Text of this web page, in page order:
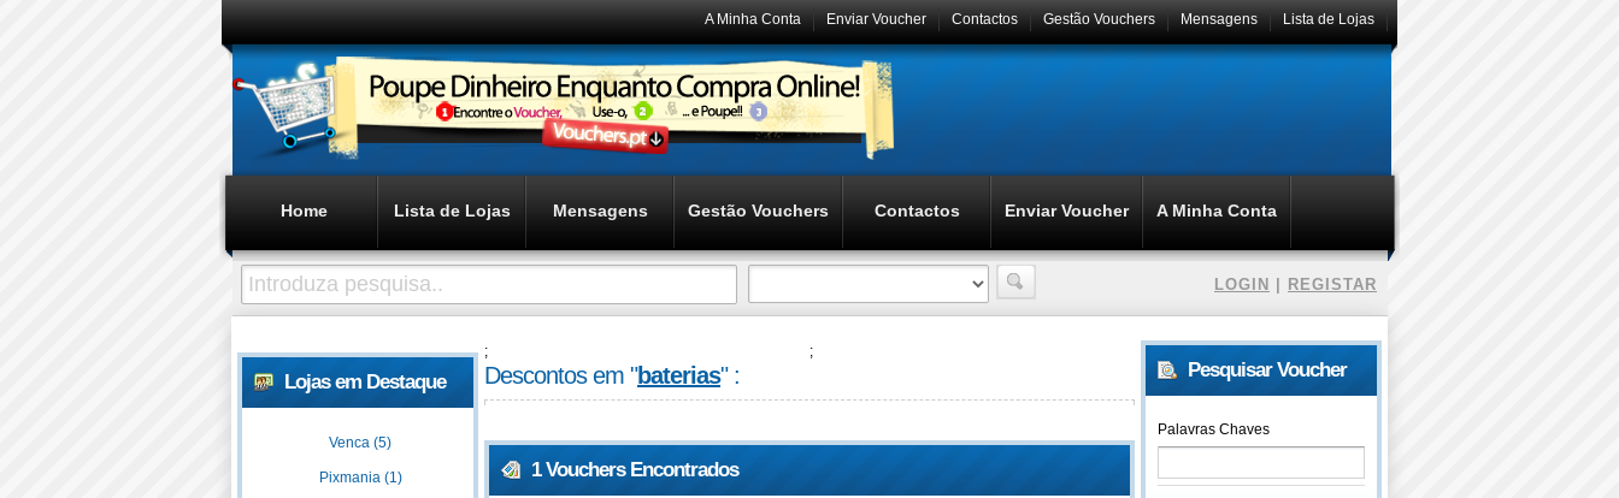
Lista de Lojas
Mensagens
Gestão Vouchers
Contactos
Enviar Voucher
A Minha Conta
Home Lista de Lojas Mensagens Gestão Vouchers Contactos Enviar Voucher A Minha Conta
LOGIN REGISTAR
Lojas em Destaque
Venca (5)
Pixmania (1)
; ;
Descontos em "baterias" :
1 Vouchers Encontrados
Pesquisar Voucher
Palavras Chaves